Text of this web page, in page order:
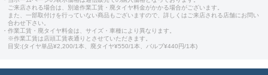
ご来店される場合は、別途作業工賃・廃タイヤ料金がかかる場合がございます。
また、一部取付けを行っていない商品もございますので、詳しくはご来店される店舗にお問い
合わせ下さい。
・作業工賃・廃タイヤ料金は、サイズ・車種により異なります。
※作業工賃は店頭工賃表通りとさせていただきます。
目安:(タイヤ単品¥2,200/1本、廃タイヤ¥550/1本、バルブ¥440円/1本)